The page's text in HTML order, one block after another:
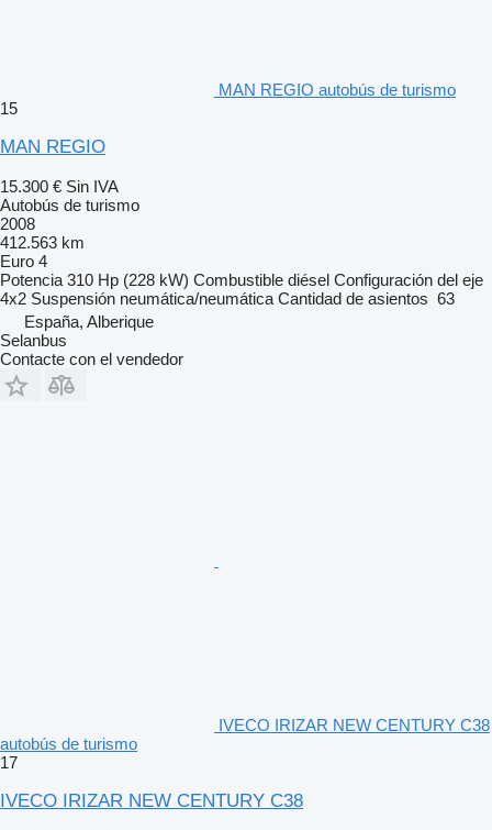
MAN REGIO autobús de turismo
15
MAN REGIO
15.300 € Sin IVA
Autobús de turismo
2008
412.563 km
Euro 4
Potencia 310 Hp (228 kW) Combustible diésel Configuración del eje
4x2 Suspensión neumática/neumática Cantidad de asientos 63
España, Alberique
Selanbus
Contacte con el vendedor
IVECO IRIZAR NEW CENTURY C38
autobús de turismo
17
IVECO IRIZAR NEW CENTURY C38